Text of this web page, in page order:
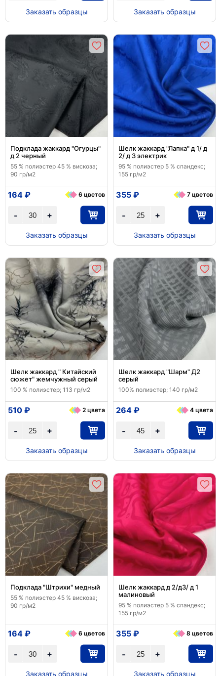
Заказать образцы Заказать образцы
Подклада жаккард "Огурцы"
д 2 черный
55 % полиэстер 45 % вискоза;
90 гр/м2
+
-
164 ₽ 6 цветов
Заказать образцы
Шелк жаккард "Лапка" д 1/ д
2/ д 3 электрик
95 % полиэстер 5 % спандекс;
155 гр/м2
+
-
355 ₽ 7 цветов
Заказать образцы
Шелк жаккард " Китайский
сюжет" жемчужный серый
100 % полиэстер; 113 гр/м2
+
-
510 ₽ 2 цвета
Заказать образцы
Шелк жаккард "Шарм" Д2
серый
100% полиэстер; 140 гр/м2
+
-
264 ₽ 4 цвета
Заказать образцы
Подклада "Штрихи" медный
55 % полиэстер 45 % вискоза;
90 гр/м2
+
-
164 ₽ 6 цветов
Заказать образцы
Шелк жаккард д 2/д3/ д 1
малиновый
95 % полиэстер 5 % спандекс;
155 гр/м2
+
-
355 ₽ 8 цветов
Заказать образцы